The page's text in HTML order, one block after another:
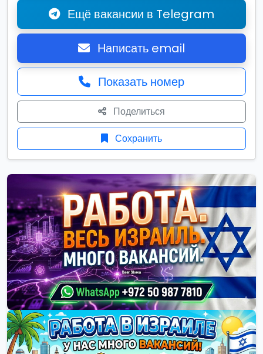
Ещё вакансии в Telegram
Написать email
Показать номер
Поделиться
Сохранить